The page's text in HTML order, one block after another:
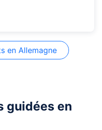
en Allemagne
guidées en